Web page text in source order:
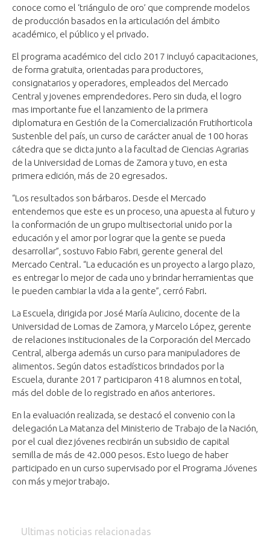
conoce como el ‘triángulo de oro’ que comprende modelos
de producción basados en la articulación del ámbito
académico, el público y el privado.
El programa académico del ciclo 2017 incluyó capacitaciones,
de forma gratuita, orientadas para productores,
consignatarios y operadores, empleados del Mercado
Central y jovenes emprendedores. Pero sin duda, el logro
mas importante fue el lanzamiento de la primera
diplomatura en Gestión de la Comercialización Frutihorticola
Sustenble del país, un curso de carácter anual de 100 horas
cátedra que se dicta junto a la facultad de Ciencias Agrarias
de la Universidad de Lomas de Zamora y tuvo, en esta
primera edición, más de 20 egresados.
“Los resultados son bárbaros. Desde el Mercado
entendemos que este es un proceso, una apuesta al futuro y
la conformación de un grupo multisectorial unido por la
educación y el amor por lograr que la gente se pueda
desarrollar”, sostuvo Fabio Fabri, gerente general del
Mercado Central. “La educación es un proyecto a largo plazo,
es entregar lo mejor de cada uno y brindar herramientas que
le pueden cambiar la vida a la gente”, cerró Fabri.
La Escuela, dirigida por José María Aulicino, docente de la
Universidad de Lomas de Zamora, y Marcelo López, gerente
de relaciones institucionales de la Corporación del Mercado
Central, alberga además un curso para manipuladores de
alimentos. Según datos estadísticos brindados por la
Escuela, durante 2017 participaron 418 alumnos en total,
más del doble de lo registrado en años anteriores.
En la evaluación realizada, se destacó el convenio con la
delegación La Matanza del Ministerio de Trabajo de la Nación,
por el cual diez jóvenes recibirán un subsidio de capital
semilla de más de 42.000 pesos. Esto luego de haber
participado en un curso supervisado por el Programa Jóvenes
con más y mejor trabajo.
Ultimas noticias relacionadas